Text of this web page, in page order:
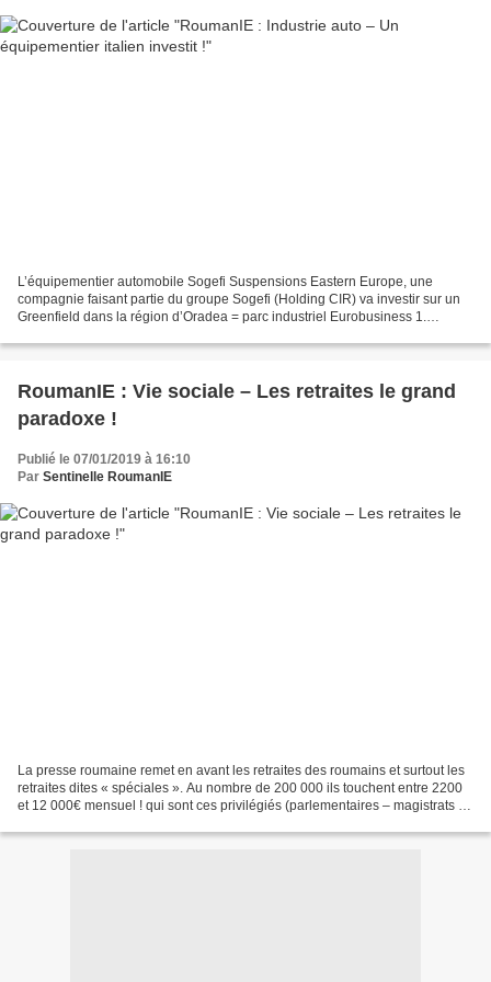
L’équipementier automobile Sogefi Suspensions Eastern Europe, une
compagnie faisant partie du groupe Sogefi (Holding CIR) va investir sur un
Greenfield dans la région d’Oradea = parc industriel Eurobusiness 1.
RoumanIE : Vie sociale – Les retraites le grand
paradoxe !
Publié le 07/01/2019 à 16:10
Par Sentinelle RoumanIE
La presse roumaine remet en avant les retraites des roumains et surtout les
retraites dites « spéciales ». Au nombre de 200 000 ils touchent entre 2200
et 12 000€ mensuel ! qui sont ces privilégiés (parlementaires – magistrats –